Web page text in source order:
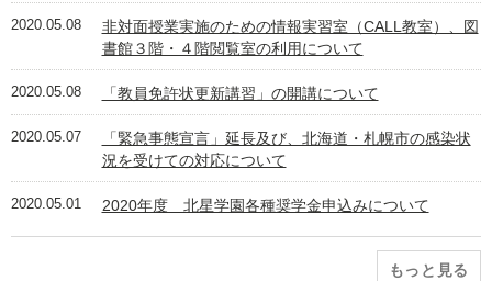
2020.05.08
非対面授業実施のための情報実習室（CALL教室）、図
書館３階・４階閲覧室の利用について
2020.05.08 「教員免許状更新講習」の開講について
2020.05.07
「緊急事態宣言」延⻑及び、北海道・札幌市の感染状
況を受けての対応について
2020.05.01 2020年度 北星学園各種奨学金申込みについて
もっと見る